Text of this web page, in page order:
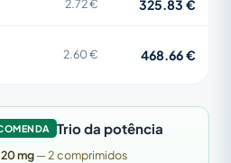
2.72 € 325.83 €
2.60 € 468.66 €
Trio da potência
mg— 2 comprimidos